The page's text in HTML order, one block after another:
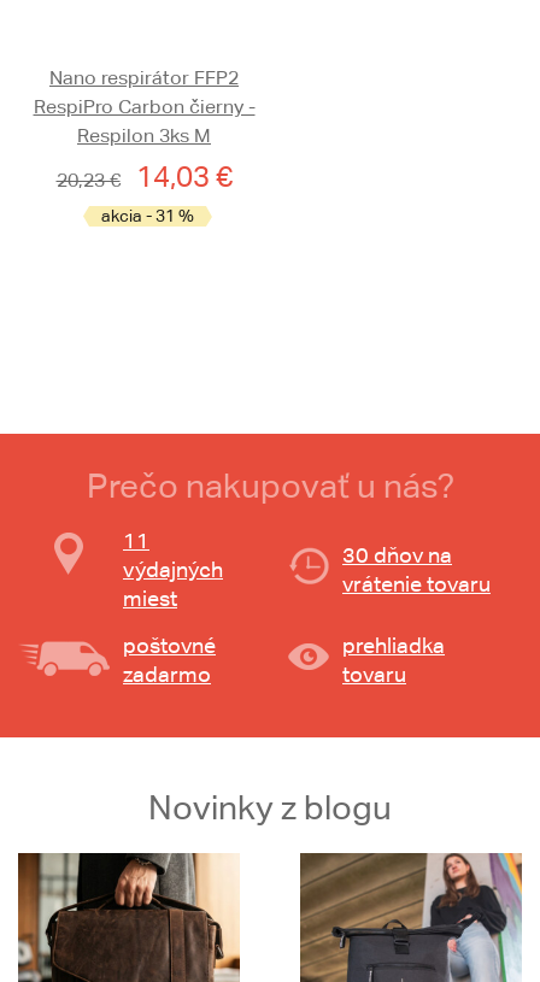
Nano respirátor FFP2
RespiPro Carbon čierny -
Respilon 3ks M
20,23 €
14,03 €
akcia - 31 %
Prečo nakupovať u nás?
11
výdajných
miest
30 dňov na
vrátenie tovaru
poštovné
zadarmo
prehliadka
tovaru
Novinky z blogu